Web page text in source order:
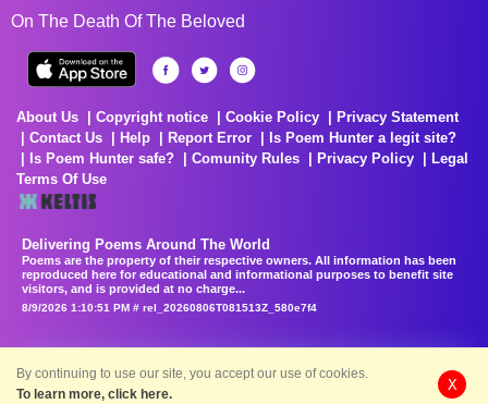
On The Death Of The Beloved
About Us Copyright notice Cookie Policy
Privacy Statement
Contact Us
Help Report Error
Is Poem Hunter a legit site?
Is Poem Hunter safe?
Comunity Rules Privacy Policy
Legal
Terms Of Use
Delivering Poems Around The World
Poems are the property of their respective owners. All information has been
reproduced here for educational and informational purposes to benefit site
visitors, and is provided at no charge...
8/9/2026 1:10:51 PM # rel_20260806T081513Z_580e7f4
By continuing to use our site, you accept our use of cookies.
To learn more, click here.
X